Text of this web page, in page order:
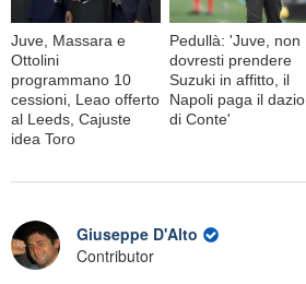
Juve, Massara e
Ottolini
programmano 10
cessioni, Leao offerto
al Leeds, Cajuste
idea Toro
Pedullà: 'Juve, non
dovresti prendere
Suzuki in affitto, il
Napoli paga il dazio
di Conte'
Giuseppe D'Alto
Contributor